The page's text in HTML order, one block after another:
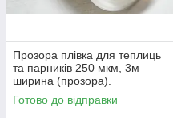
Прозора плівка для теплиць
та парників 250 мкм, 3м
ширина (прозора).
Готово до відправки